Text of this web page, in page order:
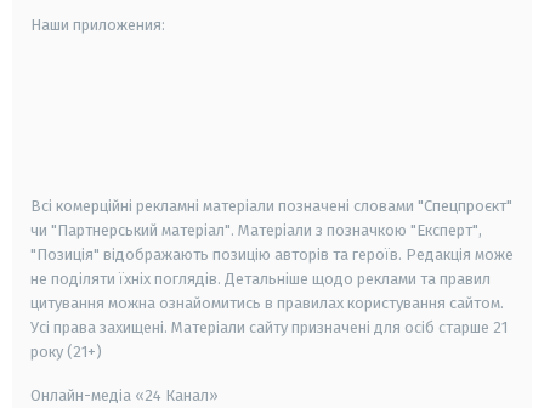
Наши приложения:
Всі комерційні рекламні матеріали позначені словами "Спецпроєкт"
чи "Партнерський матеріал". Матеріали з позначкою "Експерт",
"Позиція" відображають позицію авторів та героїв. Редакція може
не поділяти їхніх поглядів. Детальніше щодо реклами та правил
цитування можна ознайомитись в правилах користування сайтом.
Усі права захищені. Матеріали сайту призначені для осіб старше 21
року (21+)
Онлайн-медіа «24 Канал»